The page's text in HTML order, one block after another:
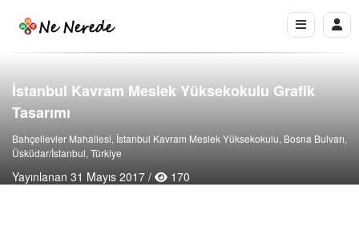
İstanbul Kavram Meslek Yüksekokulu Grafik
Tasarımı
Bahçelievler Mahallesi, İstanbul Kavram Meslek Yüksekokulu, Bosna Bulvarı,
Üsküdar/İstanbul, Türkiye
Yayınlanan 31 Mayıs 2017 / 170